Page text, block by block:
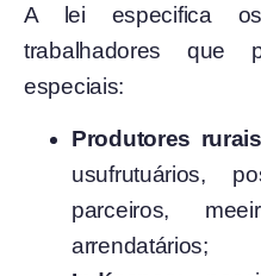
A lei especifica
trabalhadores que
especiais:
Produtores
usufrutuários,
parceiros,
arrendatários;